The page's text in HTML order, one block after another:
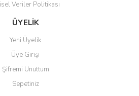
Gönder
Veriler Politikası
ÜYELİK
Yeni Üyelik
Üye Girişi
Şifremi Unuttum
Sepetiniz